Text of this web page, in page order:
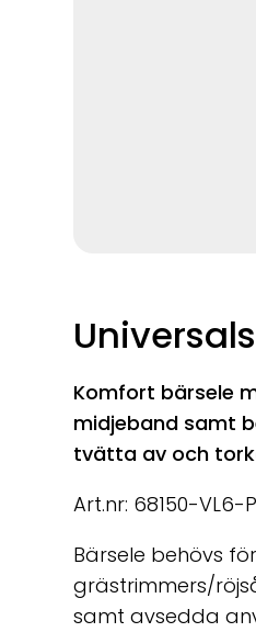
Komfort bärsele
midjeband samt
tvätta av och
Art.nr: 68150-VL6-
Bärsele behövs
grästrimmers/
samt avsedda